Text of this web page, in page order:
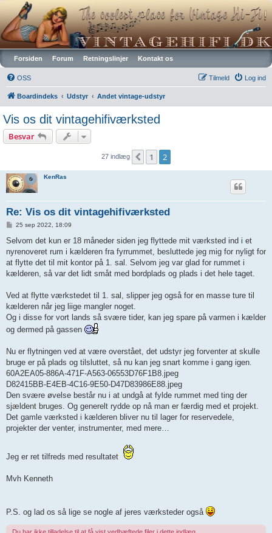
Vintagehifi.dk
Forsiden Forum Retningslinjer Kontakt os
OSS Log ind
Tilmeld
Boardindeks Udstyr Andet vintage-udstyr
Vis os dit vintagehifiværksted
Besvar
27 indlæg Forrige
1 2
KenRas
Re: Vis os dit vintagehifiværksted
d
æ
g
25 sep 2022, 18:09
Selvom det kun er 18 måneder siden jeg flyttede mit værksted ind i et
nyrenoveret rum i kælderen fra fyrrummet, besluttede jeg mig for nyligt for
at flytte det til mit kontor på 1. sal. Selvom jeg var glad for rummet i
kælderen, så var det lidt småt med bordplads og plads i det hele taget.
Ved at flytte værkstedet til 1. sal, slipper jeg også for en masse ture til
kælderen når jeg liige mangler noget.
Og i disse for vort lands så svære tider, kan jeg spare på varmen i kælder
og dermed på gassen
Nu er flytningen ved at være overstået, det udstyr jeg forventer at skulle
bruge er på plads og tilsluttet, så nu kan jeg snart komme i gang igen.
60A2EA05-886A-471F-A563-06553D76F1B8.jpeg
D82415BB-E4EB-4C16-9E50-D47D83986E88.jpeg
Den svære øvelse består nu i at undgå at fylde rummet med ting der
sjældent bruges. Og generelt rydde op nå man er færdig med et projekt.
Det gamle værksted i kælderen bliver nu til lager for reservedele,
projekter der venter, instrumenter, med mere…
Jeg er ret tilfreds med resultatet
Mvh Kenneth
P.S. og lad os så lige se nogle af jeres værksteder også